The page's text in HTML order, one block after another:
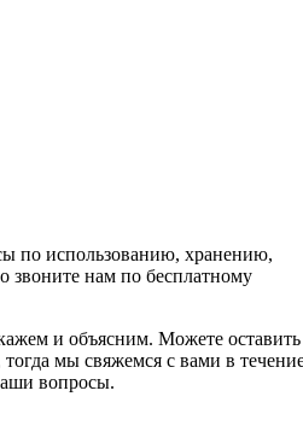
по использованию, хранению,
звоните нам по бесплатному
и объясним. Можете оставить
мы свяжемся с вами в
вопросы.